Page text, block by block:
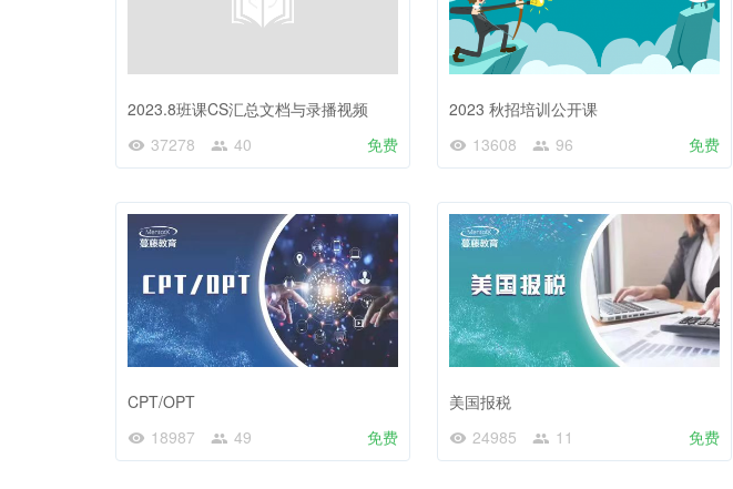
2023.8班课CS汇总文档与录播视频
37278
40 免费
2023 秋招培训公开课
13608
96 免费
CPT/OPT
18987
49 免费
美国报税
24985
11 免费